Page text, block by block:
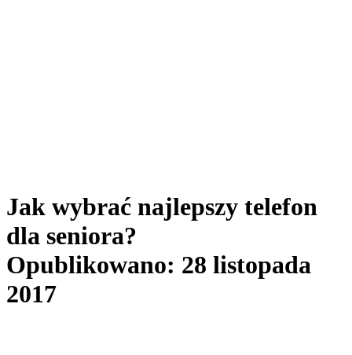
Jak wybrać najlepszy telefon
dla seniora?
Opublikowano: 28 listopada
2017